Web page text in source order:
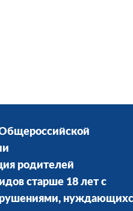
родителей
старше 18 лет с